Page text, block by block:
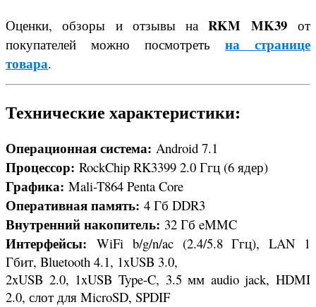
Оценки, обзоры и отзывы наRKM MK39от
покупателей можно посмотретьна странице
товара.
Технические характеристики:
Операционная система: Android 7.1
Процессор: RockChip RK3399 2.0 Ггц (6 ядер)
Графика: Mali-T864 Penta Core
Оперативная память: 4 Гб DDR3
Внутренний накопитель: 32 Гб eMMC
Интерфейсы: WiFi b/g/n/ac (2.4/5.8 Ггц), LAN 1
Гбит, Bluetooth 4.1, 1xUSB 3.0,
2xUSB 2.0, 1xUSB Type-C, 3.5 мм audio jack, HDMI
2.0, слот для MicroSD, SPDIF